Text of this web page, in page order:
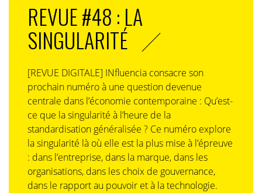
REVUE #48 : LA
SINGULARITÉ
[REVUE DIGITALE] INfluencia consacre son
prochain numéro à une question devenue
centrale dans l’économie contemporaine : Qu’est-
ce que la singularité à l’heure de la
standardisation généralisée ? Ce numéro explore
la singularité là où elle est la plus mise à l’épreuve
: dans l’entreprise, dans la marque, dans les
organisations, dans les choix de gouvernance,
dans le rapport au pouvoir et à la technologie.